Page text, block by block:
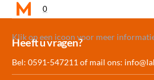
0
Klik op een icoon voor meer
Meer dan 30.000
Heeft u vragen?
Bel: 0591-547211 of mail ons: